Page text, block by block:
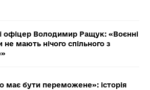
офіцер Володимир Ращук: «Воєнні
не мають нічого спільного з
має бути переможене»: історія